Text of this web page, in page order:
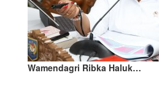
Wamendagri Ribka Haluk…